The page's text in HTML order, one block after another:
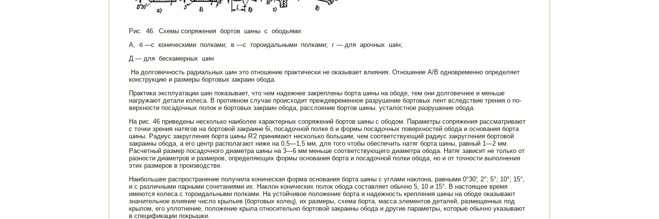
Рис. 46. Схемы сопряжения бортов шины с ободьями:
А, б —с коническими полками; в —с тороидальными полками; г — для арочных шин;
Д — для бескамерных шин
На долговеч­ность радиальных шин это отношение практически не оказывает влияния. Отношение А/В одновременно определяет
конструк­цию и размеры бортовых закраин обода.
Практика эксплуатации шин показывает, что чем надежнее закреплены борта шины на ободе, тем они долговечнее и меньше
нагружают детали колеса. В противном случае происходит преж­девременное разрушение бортовых лент вследствие трения о по­
верхности посадочных полок и бортовых закраин обода, рас­слоение бортов шины, усталостное разрушение обода.
На рис. 46 приведены несколько наиболее характерных со­пряжений бортов шины с ободом. Параметры сопряжения рас­сматривают
с точки зрения натягов на бортовой закраине 6i, посадочной полке б и формы посадочных поверхностей обода и основания борта
шины. Радиус закругления борта шины R'2 принимают несколько большим, чем соответствующий радиус закругления бортовой
закраины обода, а его центр распола­гают ниже на 0,5—1,5 мм, для того чтобы обеспечить натяг бор­та шины, равный 1—2 мм.
Расчетный размер посадочного диа­метра шины на 3—6 мм меньше соответствующего диаметра обода. Натяг зависит не только от
разности диаметров и разме­ров, определяющих формы основания борта и посадочной полки обода, но и от точности выполнения
этих размеров в про­изводстве.
Наибольшее распространение получила коническая форма основания борта шины с углами наклона, равными 0°30'; 2°; 5°; 10°; 15°,
и с различными парными сочетаниями их. Наклон ко­нических полок обода составляет обычно 5, 10 и 15°. В настоя­щее время
имеются колеса с тороидальными полками. На ус­тойчивое положение борта и надежность крепления шины на ободе оказывают
значительное влияние число крыльев (борто­вых колец), их размеры, схема борта, масса элементов деталей, размещенных под
крылом, его уплотнение, положение крыла относительно бортовой закраины обода и другие параметры, которые обычно указывают
в спецификации покрышки.